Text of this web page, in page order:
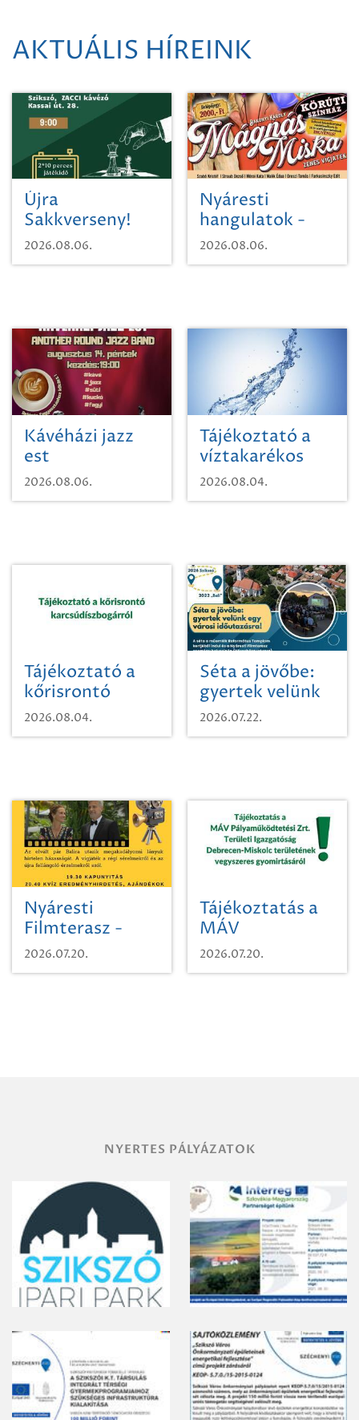
AKTUÁLIS HÍREINK
Újra
Sakkverseny!
2026.08.06.
Nyáresti
hangulatok -
Mágnás Miska
2026.08.06.
Kávéházi jazz
est
2026.08.06.
Tájékoztató a
víztakarékos
vízhasználatról
2026.08.04.
Tájékoztató a
kőrisrontó
karcsúdíszbogárról
2026.08.04.
Séta a jövőbe:
gyertek velünk
egy városi
időutazásra!
2026.07.22.
Nyáresti
Filmterasz -
Beugró a
Paradicsomba
2026.07.20.
Tájékoztatás a
MÁV
Pályaműködtetési
Zrt. Területi
2026.07.20.
NYERTES PÁLYÁZATOK